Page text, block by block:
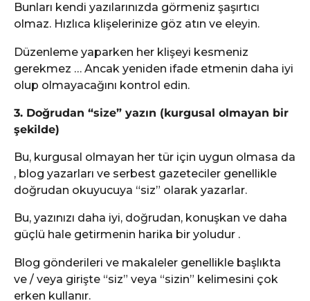
Bunları kendi yazılarınızda görmeniz şaşırtıcı
olmaz. Hızlıca klişelerinize göz atın ve eleyin.
Düzenleme yaparken her klişeyi kesmeniz
gerekmez … Ancak yeniden ifade etmenin daha iyi
olup olmayacağını kontrol edin.
3. Doğrudan “size” yazın (kurgusal olmayan bir
şekilde)
Bu, kurgusal olmayan her tür için uygun olmasa da
, blog yazarları ve serbest gazeteciler genellikle
doğrudan okuyucuya “siz” olarak yazarlar.
Bu, yazınızı daha iyi, doğrudan, konuşkan ve daha
güçlü hale getirmenin harika bir yoludur .
Blog gönderileri ve makaleler genellikle başlıkta
ve / veya girişte “siz” veya “sizin” kelimesini çok
erken kullanır.